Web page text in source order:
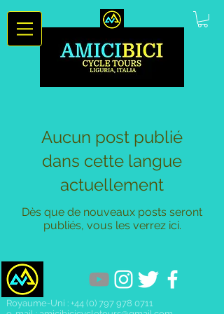
Aucun post publié
dans cette langue
actuellement
Dès que de nouveaux posts seront
publiés, vous les verrez ici.
Royaume-Uni : +44 (0) 797 978 0711